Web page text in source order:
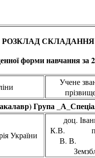
РОЗКЛАД
форми навчання за
Учене
Група
України
доц.
К.В.
В. В.